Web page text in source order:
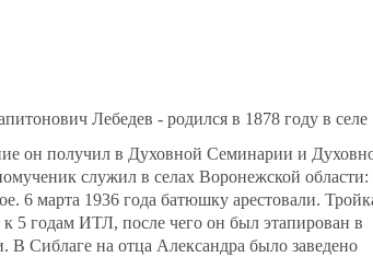
Лебедев - родился в 1878 году в селе
он получил в Духовной Семинарии и
служил в селах Воронежской области:
6 марта 1936 года батюшку арестовали.
5 годам ИТЛ, после чего он был этапирован в
В Сиблаге на отца Александра было заведено